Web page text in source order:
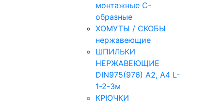
монтажные С-
образные
ХОМУТЫ / СКОБЫ
нержавеющие
ШПИЛЬКИ
НЕРЖАВЕЮЩИЕ
DIN975(976) A2, А4 L-
1-2-3м
КРЮЧКИ